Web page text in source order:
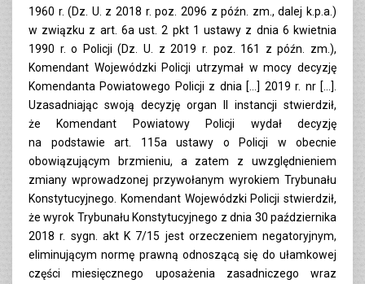
1960 r. (Dz. U. z 2018 r. poz. 2096 z późn. zm., dalej k.p.a.)
w związku z art. 6a ust. 2 pkt 1 ustawy z dnia 6 kwietnia
1990 r. o Policji (Dz. U. z 2019 r. poz. 161 z późn. zm.),
Komendant Wojewódzki Policji utrzymał w mocy decyzję
Komendanta Powiatowego Policji z dnia […] 2019 r. nr […].
Uzasadniając swoją decyzję organ II instancji stwierdził,
że Komendant Powiatowy Policji wydał decyzję
na podstawie art. 115a ustawy o Policji w obecnie
obowiązującym brzmieniu, a zatem z uwzględnieniem
zmiany wprowadzonej przywołanym wyrokiem Trybunału
Konstytucyjnego. Komendant Wojewódzki Policji stwierdził,
że wyrok Trybunału Konstytucyjnego z dnia 30 października
2018 r. sygn. akt K 7/15 jest orzeczeniem negatoryjnym,
eliminującym normę prawną odnoszącą się do ułamkowej
części miesięcznego uposażenia zasadniczego wraz